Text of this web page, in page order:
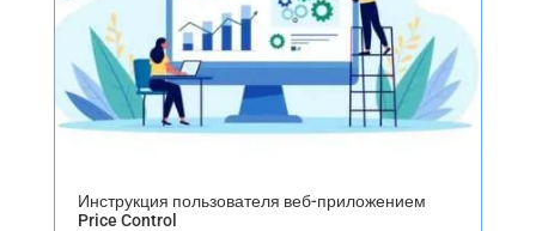
Инструкция пользователя веб-приложением
Price Control